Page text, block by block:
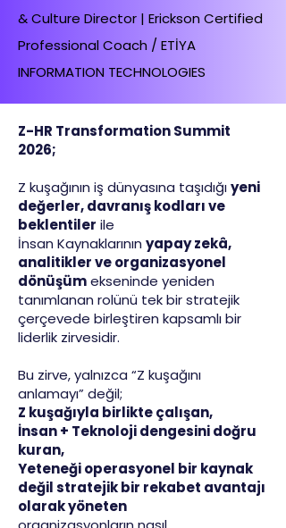
& Culture Director | Erickson Certified
Professional Coach / ETİYA
INFORMATION TECHNOLOGIES
Z-HR Transformation Summit
2026;
Z kuşağının iş dünyasına taşıdığıyeni
değerler, davranış kodları ve
beklentiler ile
İnsan Kaynaklarının yapay zekâ,
analitikler ve organizasyonel
dönüşümekseninde yeniden
tanımlanan rolünü tek bir stratejik
çerçevede birleştiren kapsamlı bir
liderlik zirvesidir.
Bu zirve, yalnızca “Z kuşağını
anlamayı” değil;
Z kuşağıyla birlikte çalışan,
İnsan + Teknoloji dengesini doğru
kuran,
Yeteneği operasyonel bir kaynak
değil stratejik bir rekabet avantajı
olarak yöneten